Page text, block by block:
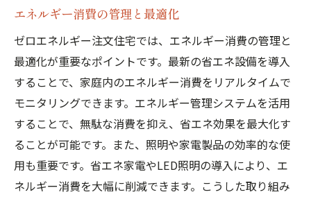
エネルギー消費の管理と最適化
ゼロエネルギー注文住宅では、エネルギー消費の管理と
最適化が重要なポイントです。最新の省エネ設備を導入
することで、家庭内のエネルギー消費をリアルタイムで
モニタリングできます。エネルギー管理システムを活用
することで、無駄な消費を抑え、省エネ効果を最大化す
ることが可能です。また、照明や家電製品の効率的な使
用も重要です。省エネ家電やLED照明の導入により、エ
ネルギー消費を大幅に削減できます。こうした取り組み